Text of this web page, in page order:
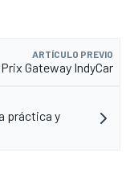
ARTÍCULO PREVIO
Gateway IndyCar
práctica y